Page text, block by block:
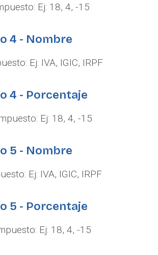
Ej: 18, 4, -15
4 - Nombre
Ej: IVA, IGIC, IRPF
4 - Porcentaje
Ej: 18, 4, -15
5 - Nombre
Ej: IVA, IGIC, IRPF
5 - Porcentaje
Ej: 18, 4, -15